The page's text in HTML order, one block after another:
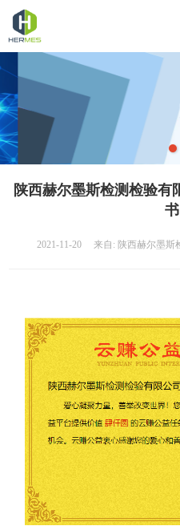
陕西赫尔墨斯检测检验有
书
2021-11-20 来自: 陕西赫尔墨斯